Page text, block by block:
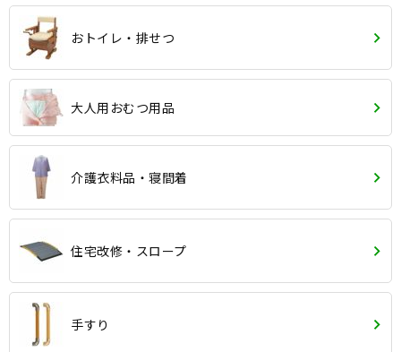
おトイレ・排せつ
大人用おむつ用品
介護衣料品・寝間着
住宅改修・スロープ
手すり